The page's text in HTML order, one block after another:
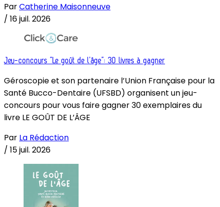
ParCatherine Maisonneuve
/ 16 juil. 2026
Jeu-concours “Le goût de l’âge”: 30 livres à gagner
Géroscopie et son partenaire l’Union Française pour la
Santé Bucco-Dentaire (UFSBD) organisent un jeu-
concours pour vous faire gagner 30 exemplaires du
livre LE GOÛT DE L’ÂGE
Par La Rédaction
/ 15 juil. 2026